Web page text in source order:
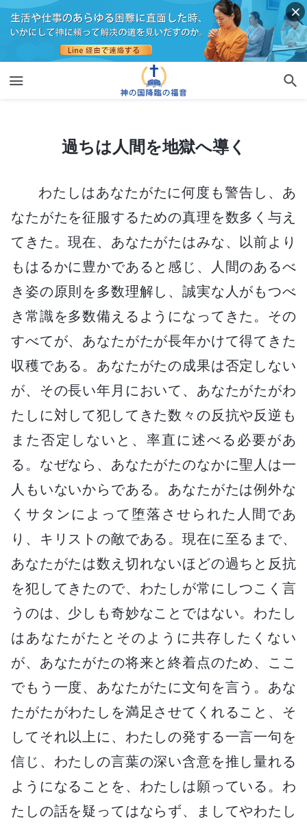
過ちは人間を地獄へ導く
わたしはあなたがたに何度も警告し、あ
なたがたを征服するための真理を数多く与え
てきた。現在、あなたがたはみな、以前より
もはるかに豊かであると感じ、人間のあるべ
き姿の原則を多数理解し、誠実な人がもつべ
き常識を多数備えるようになってきた。その
すべてが、あなたがたが長年かけて得てきた
収穫である。あなたがたの成果は否定しない
が、その長い年月において、あなたがたがわ
たしに対して犯してきた数々の反抗や反逆も
また否定しないと、率直に述べる必要があ
る。なぜなら、あなたがたのなかに聖人は一
人もいないからである。あなたがたは例外な
くサタンによって堕落させられた人間であ
り、キリストの敵である。現在に至るまで、
あなたがたは数え切れないほどの過ちと反抗
を犯してきたので、わたしが常にしつこく言
うのは、少しも奇妙なことではない。わたし
はあなたがたとそのように共存したくない
が、あなたがたの将来と終着点のため、ここ
でもう一度、あなたがたに文句を言う。あな
たがたがわたしを満足させてくれること、そ
してそれ以上に、わたしの発する一言一句を
信じ、わたしの言葉の深い含意を推し量れる
ようになることを、わたしは願っている。わ
たしの話を疑ってはならず、ましてやわたし